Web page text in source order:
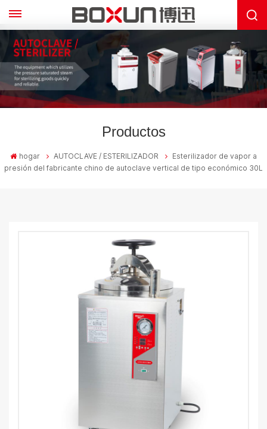
Productos
hogar AUTOCLAVE / ESTERILIZADOR
Esterilizador de vapor a
presión del fabricante chino de autoclave vertical de tipo económico 30L